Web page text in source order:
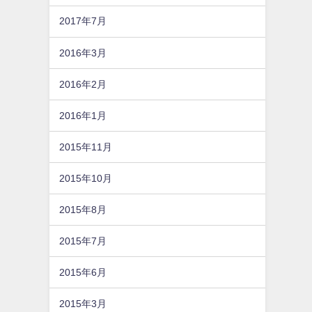
2017年7月
2016年3月
2016年2月
2016年1月
2015年11月
2015年10月
2015年8月
2015年7月
2015年6月
2015年3月